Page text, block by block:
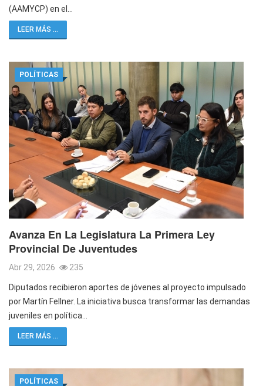
(AAMYCP) en el…
LEER MÁS ...
POLÍTICAS
Avanza En La Legislatura La Primera Ley
Provincial De Juventudes
Abr 29, 2026 235
Diputados recibieron aportes de jóvenes al proyecto impulsado
por Martín Fellner. La iniciativa busca transformar las demandas
juveniles en política…
LEER MÁS ...
POLÍTICAS